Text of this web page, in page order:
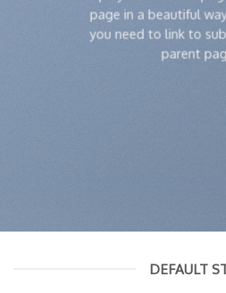
page in a beautiful
you need to link to
parent
DEFAULT